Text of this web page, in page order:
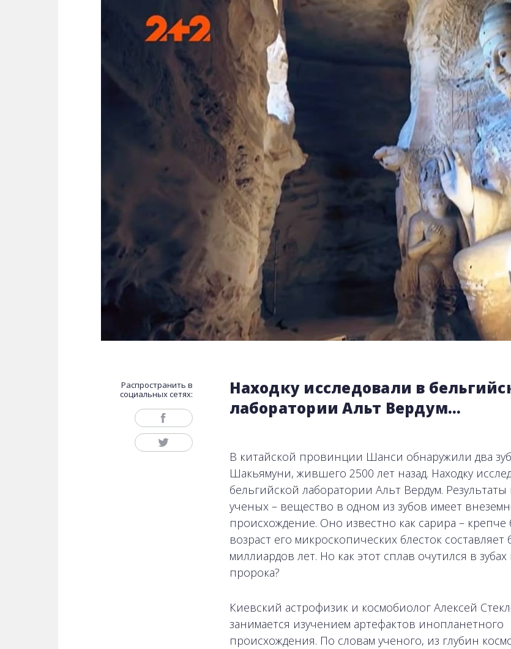
Распространить в
социальных сетях:
Находку исследовали в
лаборатории Альт Вердум…
В китайской провинции Шанси обнаружили два
Шакьямуни, жившего 2500 лет назад. Находку
бельгийской лаборатории Альт Вердум.
ученых – вещество в одном из зубов имеет
происхождение. Оно известно как сарира – крепче
возраст его микроскопических блесток составляет
миллиардов лет. Но как этот сплав очутился в
пророка?
Киевский астрофизик и космобиолог Алексей
занимается изучением артефактов инопланетного
происхождения. По словам ученого, из глубин